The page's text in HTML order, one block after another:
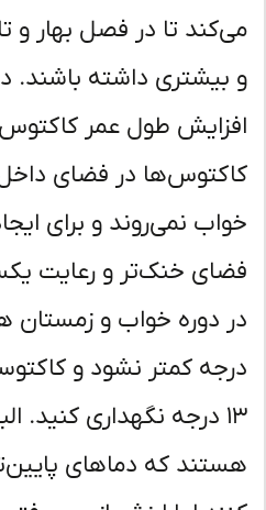
تا در فصل بهار و
داشته باشند. دیگر
طول عمر کاکتوس‌ها
در فضای داخل
نمی‌روند و برای ایجاد
خنک‌تر و رعایت
۱۳ درجه نگهداری کنید.
که دماهای پایین‌تری